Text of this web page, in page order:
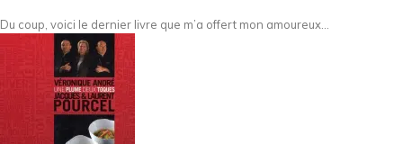
Du coup, voici le dernier livre que m’a offert mon amoureux…